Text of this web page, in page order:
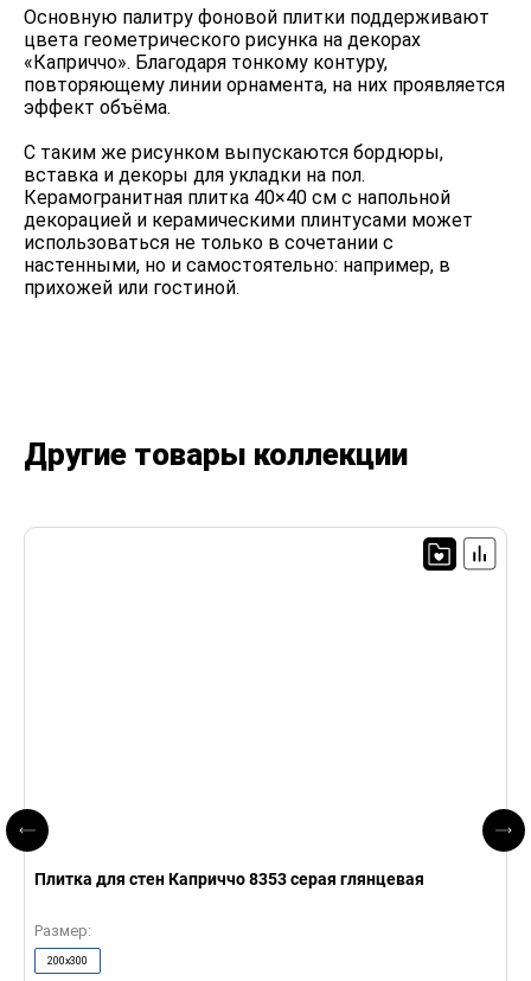
Основную палитру фоновой плитки поддерживают
цвета геометрического рисунка на декорах
«Каприччо». Благодаря тонкому контуру,
повторяющему линии орнамента, на них проявляется
эффект объёма.
С таким же рисунком выпускаются бордюры,
вставка и декоры для укладки на пол.
Керамогранитная плитка 40×40 см с напольной
декорацией и керамическими плинтусами может
использоваться не только в сочетании с
настенными, но и самостоятельно: например, в
прихожей или гостиной.
Другие товары коллекции
Плитка для стен Каприччо 8353 серая глянцевая
Размер:
200x300